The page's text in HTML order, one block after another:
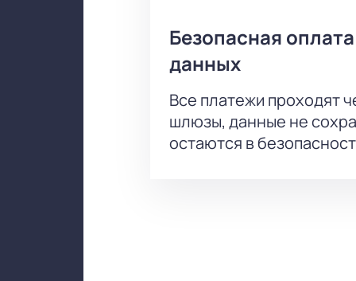
Безопасная
данных
Все платежи проходят
шлюзы, данные не
остаются в